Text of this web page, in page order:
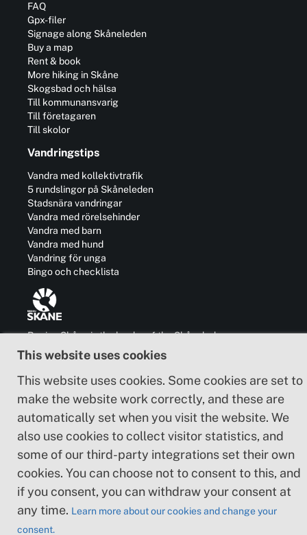
This website uses cookies
This website uses cookies. Some cookies are set to
make the website work correctly, and these are
automatically set when you visit the website. We
also use cookies to collect visitor statistics, and
some of our third-party integrations set their own
cookies. You can choose not to consent to this, and
if you consent, you can withdraw your consent at
any time. Learn more about our cookies and change your
consent.
FAQ
Gpx-filer
Signage along Skåneleden
Buy a map
Rent & book
More hiking in Skåne
Skogsbad och hälsa
Till kommunansvarig
Till företagaren
Till skolor
Vandringstips
Vandra med kollektivtrafik
5 rundslingor på Skåneleden
Stadsnära vandringar
Vandra med rörelsehinder
Vandra med barn
Vandra med hund
Vandring för unga
Bingo och checklista
Region Skåne is the leader of the Skåneleden
development of business, communication,
and outside Sweden.
Adapt
Cookie policy